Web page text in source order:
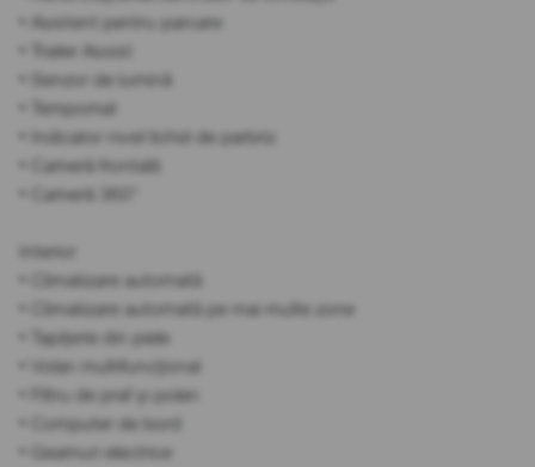
• Asistent pentru parcare
• Trailer Assist
• Senzor de lumină
• Tempomat
• Indicator nivel lichid de parbriz
• Cameră frontală
• Cameră 360°
Interior
• Climatizare automată
• Climatizare automată pe mai multe zone
• Tapițerie din piele
• Volan multifuncțional
• Filtru de praf și polen
• Computer de bord
• Geamuri electrice